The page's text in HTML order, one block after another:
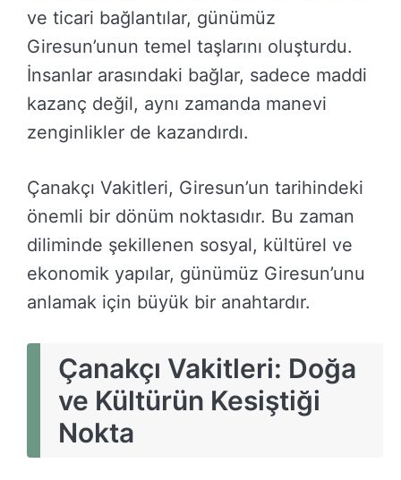
ve ticari bağlantılar, günümüz
Giresun’unun temel taşlarını oluşturdu.
İnsanlar arasındaki bağlar, sadece maddi
kazanç değil, aynı zamanda manevi
zenginlikler de kazandırdı.
Çanakçı Vakitleri, Giresun’un tarihindeki
önemli bir dönüm noktasıdır. Bu zaman
diliminde şekillenen sosyal, kültürel ve
ekonomik yapılar, günümüz Giresun’unu
anlamak için büyük bir anahtardır.
Çanakçı Vakitleri: Doğa
ve Kültürün Kesiştiği
Nokta